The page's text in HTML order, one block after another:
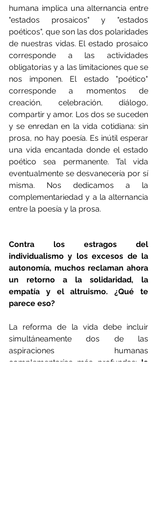
humana implica una alternancia entre
"estados prosaicos" y "estados
poéticos", que son las dos polaridades
de nuestras vidas. El estado prosaico
corresponde a las actividades
obligatorias y a las limitaciones que se
nos imponen. El estado "poético"
corresponde a momentos de
creación, celebración, diálogo,
compartir y amor. Los dos se suceden
y se enredan en la vida cotidiana: sin
prosa, no hay poesía. Es inútil esperar
una vida encantada donde el estado
poético sea permanente. Tal vida
eventualmente se desvanecería por sí
misma. Nos dedicamos a la
complementariedad y a la alternancia
entre la poesía y la prosa.
Contra los estragos del
individualismo y los excesos de la
autonomía, muchos reclaman ahora
un retorno a la solidaridad, la
empatía y el altruismo. ¿Qué te
parece eso?
La reforma de la vida debe incluir
simultáneamente dos de las
aspiraciones humanas
complementarias más profundas: la